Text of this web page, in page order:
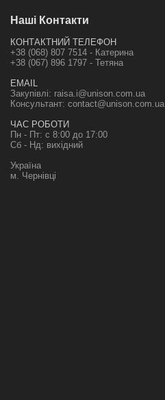
Наші Контакти
КОНТАКТНИЙ ТЕЛЕФОН
+38 (068) 807 7514 - Катерина
+38 (067) 896 1797 - Тетяна
EMAIL
Закупівлі: raisa.i@unison.com.ua
Консультант: contact@unison.com.ua
ЧАС РОБОТИ
Пн - Пт: с 8:00 до 17:00
Сб - Нд: вихідний
Україна
м. Чернівці